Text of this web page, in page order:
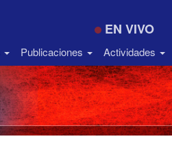
EN VIVO
Publicaciones Actividades